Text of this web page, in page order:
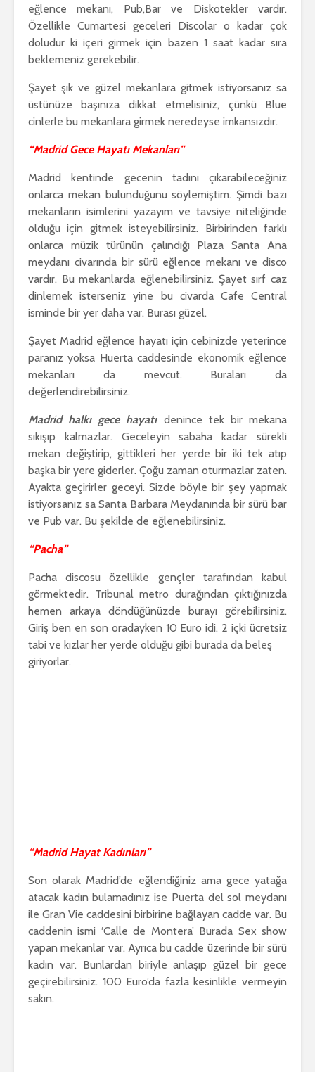
eğlence mekanı, Pub,Bar ve Diskotekler vardır.
Özellikle Cumartesi geceleri Discolar o kadar çok
doludur ki içeri girmek için bazen 1 saat kadar sıra
beklemeniz gerekebilir.
Şayet şık ve güzel mekanlara gitmek istiyorsanız sa
üstünüze başınıza dikkat etmelisiniz, çünkü Blue
cinlerle bu mekanlara girmek neredeyse imkansızdır.
“Madrid Gece Hayatı Mekanları”
Madrid kentinde gecenin tadını çıkarabileceğiniz
onlarca mekan bulunduğunu söylemiştim. Şimdi bazı
mekanların isimlerini yazayım ve tavsiye niteliğinde
olduğu için gitmek isteyebilirsiniz. Birbirinden farklı
onlarca müzik türünün çalındığı Plaza Santa Ana
meydanı civarında bir sürü eğlence mekanı ve disco
vardır. Bu mekanlarda eğlenebilirsiniz. Şayet sırf caz
dinlemek isterseniz yine bu civarda Cafe Central
isminde bir yer daha var. Burası güzel.
Şayet Madrid eğlence hayatı için cebinizde yeterince
paranız yoksa Huerta caddesinde ekonomik eğlence
mekanları da mevcut. Buraları da
değerlendirebilirsiniz.
Madrid halkı gece hayatıdenince tek bir mekana
sıkışıp kalmazlar. Geceleyin sabaha kadar sürekli
mekan değiştirip, gittikleri her yerde bir iki tek atıp
başka bir yere giderler. Çoğu zaman oturmazlar zaten.
Ayakta geçirirler geceyi. Sizde böyle bir şey yapmak
istiyorsanız sa Santa Barbara Meydanında bir sürü bar
ve Pub var. Bu şekilde de eğlenebilirsiniz.
“Pacha”
Pacha discosu özellikle gençler tarafından kabul
görmektedir. Tribunal metro durağından çıktığınızda
hemen arkaya döndüğünüzde burayı görebilirsiniz.
Giriş ben en son oradayken 10 Euro idi. 2 içki ücretsiz
tabi ve kızlar her yerde olduğu gibi burada da beleş
giriyorlar.
“Madrid Hayat Kadınları”
Son olarak Madrid’de eğlendiğiniz ama gece yatağa
atacak kadın bulamadınız ise Puerta del sol meydanı
ile Gran Vie caddesini birbirine bağlayan cadde var. Bu
caddenin ismi ‘Calle de Montera’ Burada Sex show
yapan mekanlar var. Ayrıca bu cadde üzerinde bir sürü
kadın var. Bunlardan biriyle anlaşıp güzel bir gece
geçirebilirsiniz. 100 Euro’da fazla kesinlikle vermeyin
sakın.